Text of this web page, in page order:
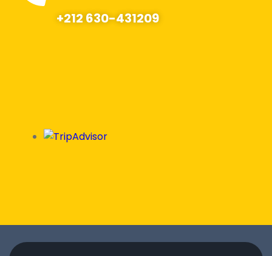
+212 630-431209